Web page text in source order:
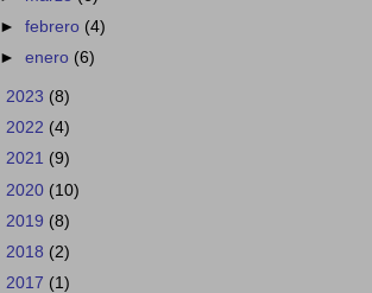
►febrero (4)
►enero (6)
2023 (8)
2022 (4)
2021 (9)
2020 (10)
2019 (8)
2018 (2)
2017 (1)